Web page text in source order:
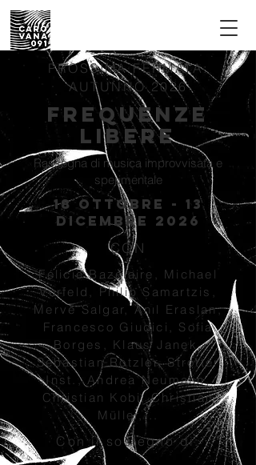
PROSSIMA FERMATA:
AUTUNNO 2026
FREQUENZE
LIBERE
Rassegna di musica improvvisata e
sperimentale
18 OTTOBRE - 13
dicembre 2026
CON
Félicie Bazelaire, Michael
Vorfeld, Philip Samartzis,
Merve Salgar, Anıl Eraslan,
Francesco Giudici, Sofia
Borges, Klaus Janek,
Sebastian Rotzler, Strotter
Inst., Andrea Neumann,
Christian Kobi, Christian
Müller,...
Con il sostegno di: